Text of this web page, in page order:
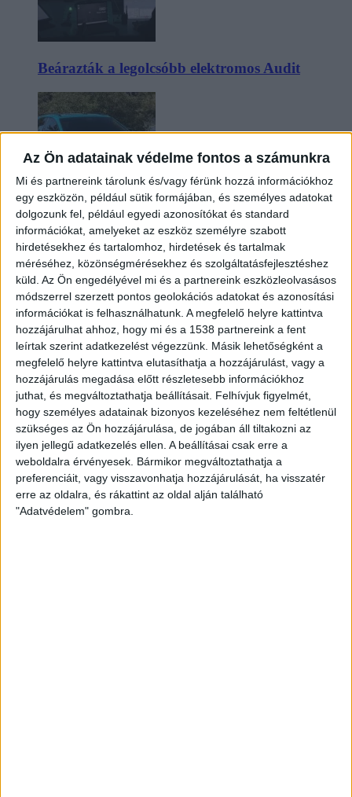
Az Ön adatainak védelme fontos a számunkra
Mi és partnereink tárolunk és/vagy férünk hozzá információkhoz
egy eszközön, például sütik formájában, és személyes adatokat
dolgozunk fel, például egyedi azonosítókat és standard
információkat, amelyeket az eszköz személyre szabott
hirdetésekhez és tartalomhoz, hirdetések és tartalmak
méréséhez, közönségmérésekhez és szolgáltatásfejlesztéshez
küld. Az Ön engedélyével mi és a partnereink eszközleolvasásos
módszerrel szerzett pontos geolokációs adatokat és azonosítási
információkat is felhasználhatunk. A megfelelő helyre kattintva
hozzájárulhat ahhoz, hogy mi és a 1538 partnereink a fent
leírtak szerint adatkezelést végezzünk. Másik lehetőségként a
megfelelő helyre kattintva elutasíthatja a hozzájárulást, vagy a
hozzájárulás megadása előtt részletesebb információkhoz
juthat, és megváltoztathatja beállításait. Felhívjuk figyelmét,
hogy személyes adatainak bizonyos kezeléséhez nem feltétlenül
szükséges az Ön hozzájárulása, de jogában áll tiltakozni az
ilyen jellegű adatkezelés ellen. A beállításai csak erre a
weboldalra érvényesek. Bármikor megváltoztathatja a
preferenciáit, vagy visszavonhatja hozzájárulását, ha visszatér
erre az oldalra, és rákattint az oldal alján található
"Adatvédelem" gombra.
Beárazták a legolcsóbb elektromos Audit
Két év sem kellett: máris nyugdíjba küldi utolsó
amerikai villanyautóját a Honda
Kilencmillió alatt indul a legolcsóbb elektromos
Volkswagen